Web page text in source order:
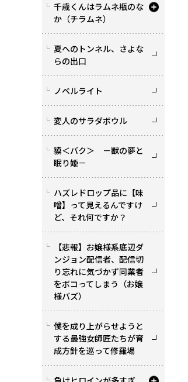
千歳くんはラムネ瓶のな
か（チラムネ）
夏へのトンネル、さよな
らの出口
ノベルライト
変人のサラダボウル
貘＜バク＞ －獣の夢と
眠り姫－
ハズレドロップ品に【味
噌】って見えるんですけ
ど、それ何ですか？
【悲報】お嬢様系底辺ダ
ンジョン配信者、配信切
り忘れに気づかず同業者
をボコってしまう（お嬢
様バズ）
僕を成り上がらせようと
する最強女師匠たちが育
成方針を巡って修羅場